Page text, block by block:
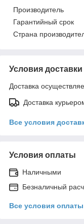
Производитель
Гарантийный срок
Страна
Условия доставки
Доставка
Доставка
Все условия
Условия оплаты
Наличными
Безналичный
Все условия оплаты